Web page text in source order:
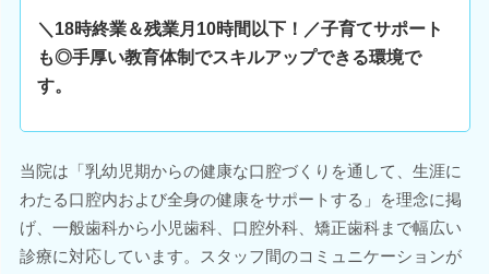
＼18時終業＆残業月10時間以下！／子育てサポート
も◎手厚い教育体制でスキルアップできる環境で
す。
当院は「乳幼児期からの健康な口腔づくりを通して、生涯に
わたる口腔内および全身の健康をサポートする」を理念に掲
げ、一般歯科から小児歯科、口腔外科、矯正歯科まで幅広い
診療に対応しています。スタッフ間のコミュニケーションが